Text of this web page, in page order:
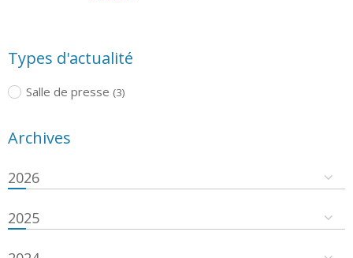
Types d'actualité
Salle de presse (3)
Archives
2026
2025